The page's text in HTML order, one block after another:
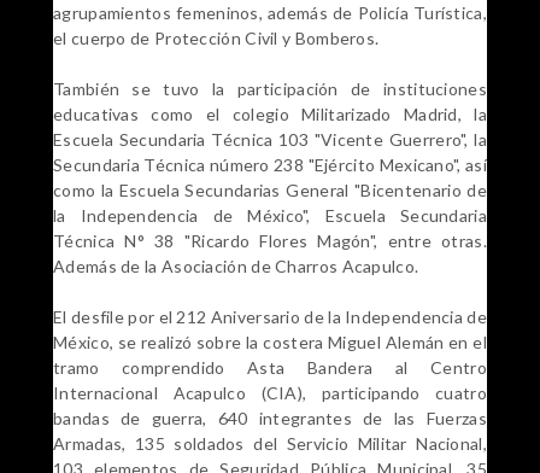
agrupamientos femeninos, además de Policía Turística,
el cuerpo de Protección Civil y Bomberos.
También se tuvo la participación de instituciones
educativas como el colegio Militarizado Madrid, la
Escuela Secundaria Técnica 103 "Vicente Guerrero", la
Secundaria Técnica número 238 "Ejército Mexicano", así
como la Escuela Secundarias General "Bicentenario de
la Independencia de México", Escuela Secundaria
Técnica N° 38 "Ricardo Flores Magón", entre otras.
Además de la Asociación de Charros Acapulco.
El desfile por el 212 Aniversario de la Independencia de
México, se realizó sobre la costera Miguel Alemán en el
tramo comprendido Asta Bandera al Centro
Internacional Acapulco (CIA), participando cuatro
bandas de guerra, 640 integrantes de las Fuerzas
Armadas, 135 soldados del Servicio Militar Nacional,
103 elementos de Seguridad Pública Municipal, 35